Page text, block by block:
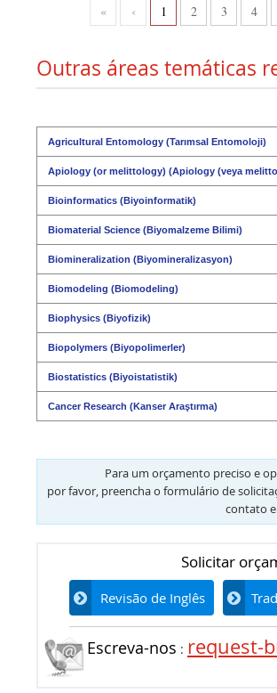
« ‹ 1 2 3 4
Outras áreas temáticas
Agricultural Entomology (Tarımsal Entomoloji)
Apiology (or melittology) (Apiology (veya
Bioinformatics (Biyoinformatik)
Biomaterial Science (Biyomalzeme Bilimi)
Biomineralization (Biyomineralizasyon)
Biomodeling (Biomodeling)
Biophysics (Biyofizik)
Biopolymers (Biyopolimerler)
Biostatistics (Biyoistatistik)
Cancer Research (Kanser Araştırma)
Para um orçamento preciso e
por favor, preencha o formulário de
contato
Solicitar
Revisão de Inglês
Escreva-nos : request-